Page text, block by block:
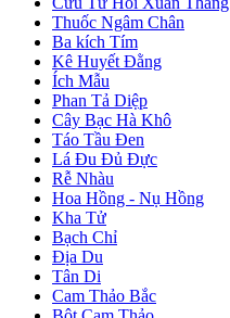
Thuốc Ngâm Chân
Ba kích Tím
Kê Huyết Đằng
Ích Mẫu
Phan Tả Diệp
Cây Bạc Hà Khô
Táo Tầu Đen
Lá Đu Đủ Đực
Rễ Nhàu
Hoa Hồng - Nụ Hồng
Kha Tử
Bạch Chỉ
Địa Du
Tân Di
Cam Thảo Bắc